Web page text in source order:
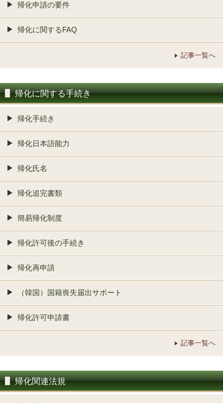
帰化申請の要件
帰化に関するFAQ
記事一覧へ
帰化に関する手続き
帰化手続き
帰化日本語能力
帰化氏名
帰化追完書類
簡易帰化制度
帰化許可後の手続き
帰化再申請
（韓国）国籍喪失届出サポート
帰化許可申請書
記事一覧へ
帰化関連法規